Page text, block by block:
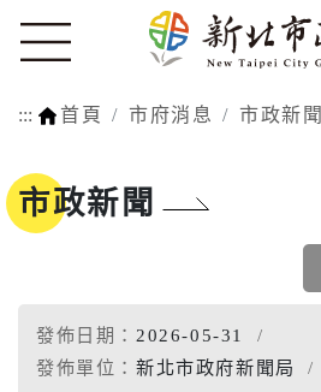
::: 首頁 市府消息 市政新聞
市政新聞
發佈日期： 2026-05-31
發佈單位： 新北市政府新聞局